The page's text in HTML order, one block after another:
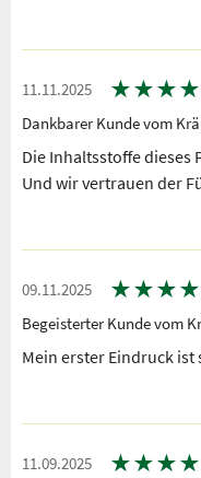
11.11.2025 ★★★★
Dankbarer Kunde vom
Die Inhaltsstoffe
Und wir vertrauen der
09.11.2025 ★★★★
Begeisterter Kunde vom
Mein erster Eindruck ist
11.09.2025 ★★★★